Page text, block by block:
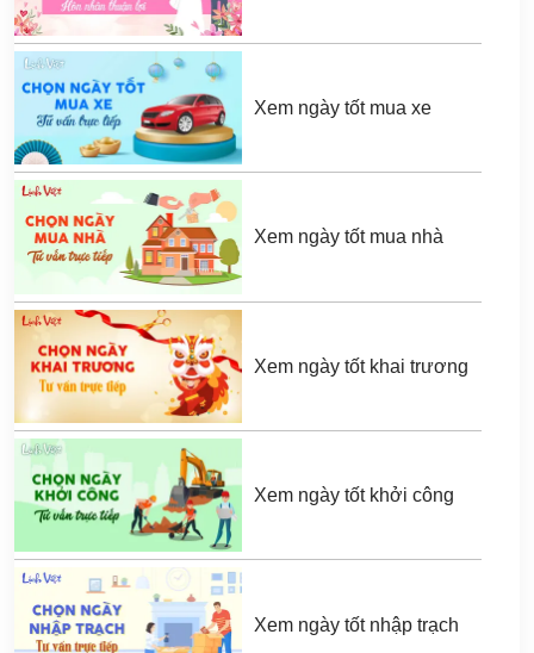
Xem ngày tốt mua xe
Xem ngày tốt mua nhà
Xem ngày tốt khai trương
Xem ngày tốt khởi công
Xem ngày tốt nhập trạch